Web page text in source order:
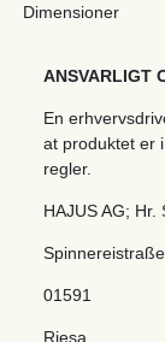
Dimensioner
ANSVARLIGT
En
at produktet er
regler.
HAJUS AG;
Spinnereistraße
01591
Riesa